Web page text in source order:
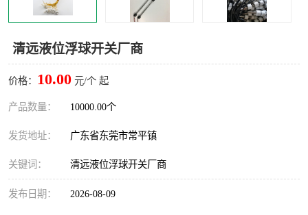
清远液位浮球开关厂商
价格： 10.00 元/个 起
产品数量： 10000.00个
发货地址： 广东省东莞市常平镇
关键词： 清远液位浮球开关厂商
发布日期： 2026-08-09